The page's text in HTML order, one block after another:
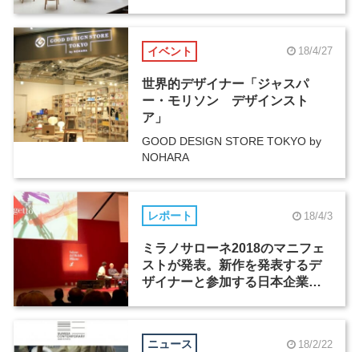
イベント 18/4/27
世界的デザイナー「ジャスパ
ー・モリソン デザインスト
ア」
GOOD DESIGN STORE TOKYO by
NOHARA
レポート 18/4/3
ミラノサローネ2018のマニフェ
ストが発表。新作を発表するデ
ザイナーと参加する日本企業に
ニュース 18/2/22